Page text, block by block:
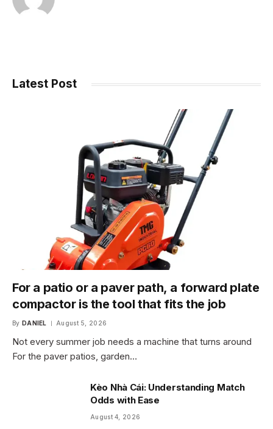
Latest Post
For a patio or a paver path, a forward plate
compactor is the tool that fits the job
By DANIEL August 5, 2026
Not every summer job needs a machine that turns around
For the paver patios, garden…
Kèo Nhà Cái: Understanding Match
Odds with Ease
August 4, 2026